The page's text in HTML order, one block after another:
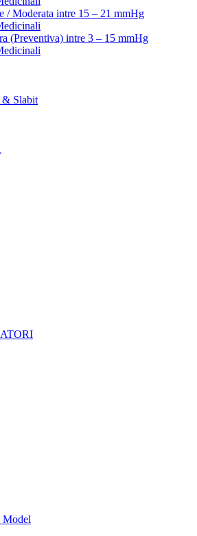
/ Moderata intre 15 – 21 mmHg
(Preventiva) intre 3 – 15 mmHg
& Slabit